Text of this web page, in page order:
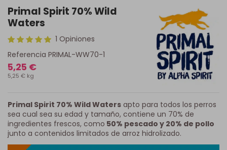
Primal Spirit 70% Wild
Waters
1 Opiniones
Referencia PRIMAL-WW70-1
5,25 €
5,25 € kg
Primal Spirit 70% Wild Waters apto para todos los perros
sea cual sea su edad y tamaño, contiene un 70% de
ingredientes frescos, como 50% pescado y 20% de pollo
junto a contenidos limitados de arroz hidrolizado.